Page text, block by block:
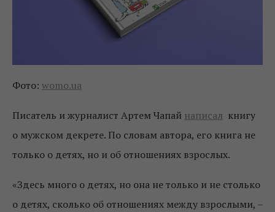
Фото: womo.ua
Писатель и журналист Артем Чапай написал книгу
о мужском декрете. По словам автора, его книга не
только о детях, но и об отношениях взрослых.
«Здесь много о детях, но она не только и не столько
о детях, сколько об отношениях между взрослыми, –